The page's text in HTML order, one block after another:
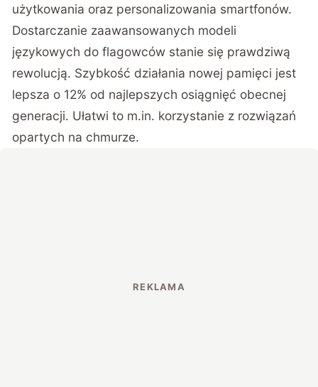
użytkowania oraz personalizowania smartfonów.
Dostarczanie zaawansowanych modeli
językowych do flagowców stanie się prawdziwą
rewolucją. Szybkość działania nowej pamięci jest
lepsza o 12% od najlepszych osiągnięć obecnej
generacji. Ułatwi to m.in. korzystanie z rozwiązań
opartych na chmurze.